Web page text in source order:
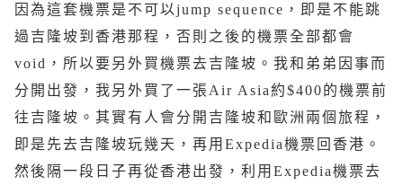
因為這套機票是不可以jump sequence，即是不能跳
過吉隆坡到香港那程，否則之後的機票全部都會
void，所以要另外買機票去吉隆坡。我和弟弟因事而
分開出發，我另外買了一張Air Asia約$400的機票前
往吉隆坡。其實有人會分開吉隆坡和歐洲兩個旅程，
即是先去吉隆坡玩幾天，再用Expedia機票回香港。
然後隔一段日子再從香港出發，利用Expedia機票去